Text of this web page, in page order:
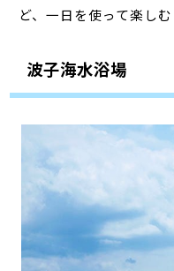
ど、一日を使って楽し
波子海水浴場